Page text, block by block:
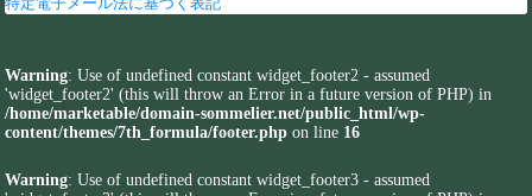
Warning: Use of undefined constant widget_footer2 - assumed
'widget_footer2' (this will throw an Error in a future version of PHP) in
/home/marketable/domain-sommelier.net/public_html/wp-
content/themes/7th_formula/footer.php on line 16
Warning: Use of undefined constant widget_footer3 - assumed